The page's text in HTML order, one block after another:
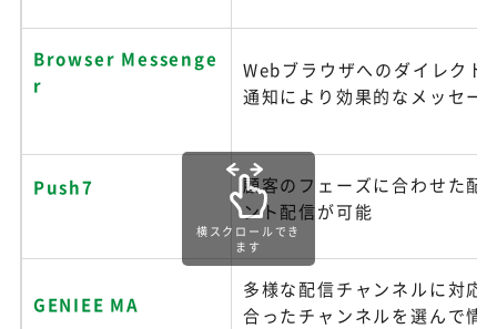
Browser Messenge
r
Webブラウザへのダイレクト
通知により効果的なメッセー
Push7
顧客のフェーズに合わせた配
ント配信が可能
GENIEE MA
多様な配信チャンネルに対応
合ったチャンネルを選んで情
横スクロールでき
ます